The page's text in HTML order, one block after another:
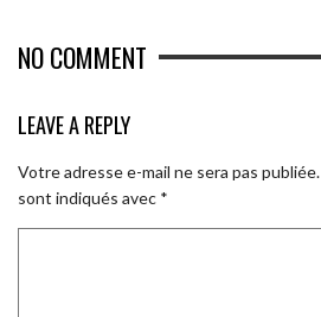
NO COMMENT
LEAVE A REPLY
Votre adresse e-mail ne sera pas publiée.
sont indiqués avec *